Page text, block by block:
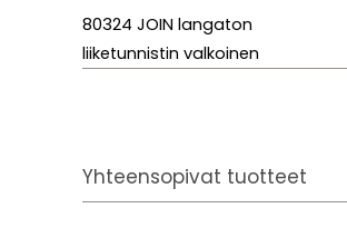
80324 JOIN langaton
liiketunnistin valkoinen
Yhteensopivat tuotteet